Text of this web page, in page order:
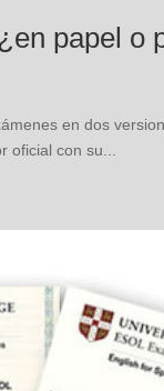
papel o
en dos
oficial con su...